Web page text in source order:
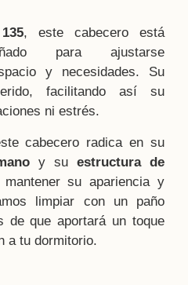
, este cabecero está
para ajustarse
y necesidades. Su
facilitando así su
ni estrés.
cabecero radica en su
y su estructura de
su apariencia y
limpiar con un paño
de que aportará un toque
a tu dormitorio.